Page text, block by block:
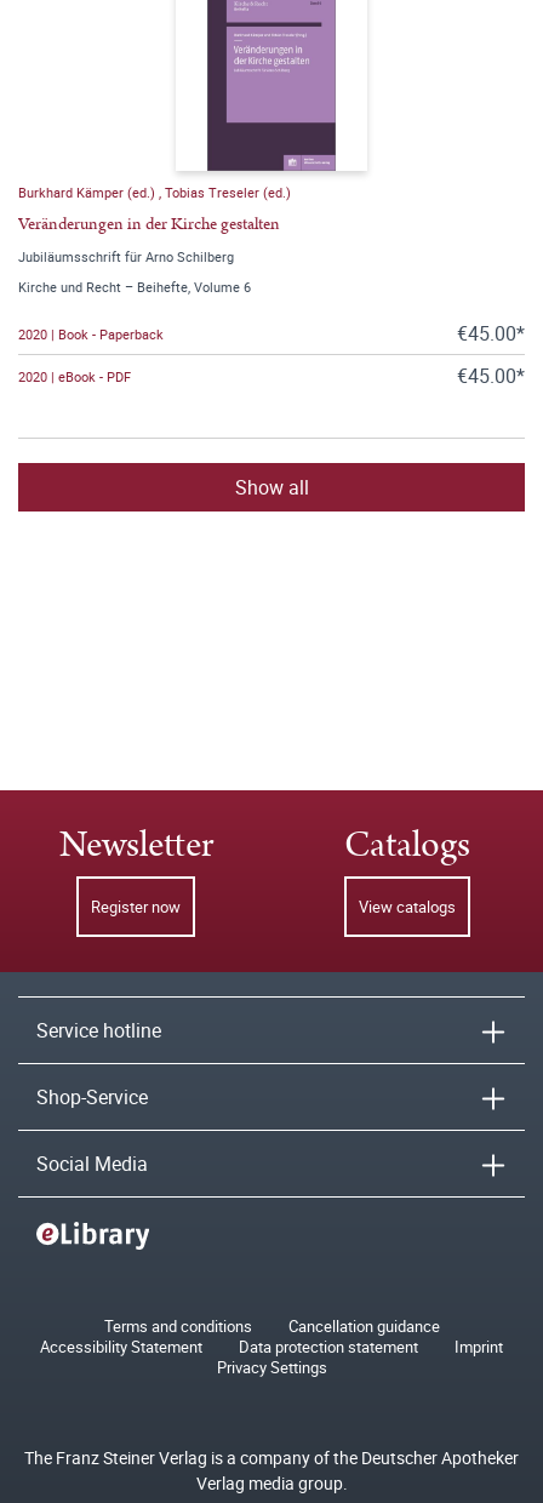
Burkhard Kämper (ed.) , Tobias Treseler (ed.)
Veränderungen in der Kirche gestalten
Jubiläumsschrift für Arno Schilberg
Kirche und Recht – Beihefte, Volume 6
2020 | Book - Paperback €45.00*
2020 | eBook - PDF €45.00*
Show all
Newsletter
Register now
Catalogs
View catalogs
Service hotline
Shop-Service
Social Media
Terms and conditions
Cancellation guidance
Accessibility Statement
Data protection statement
Imprint
Privacy Settings
The Franz Steiner Verlag is a company of the Deutscher Apotheker
Verlag media group.